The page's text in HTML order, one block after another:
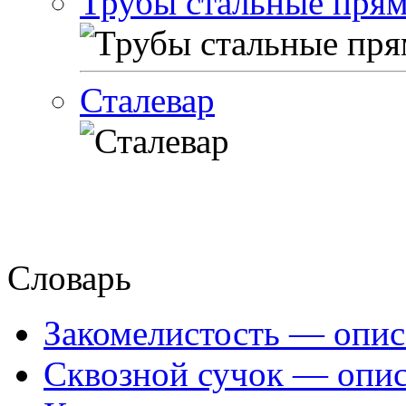
Сталевар
Словарь
Закомелистость —
Сквозной сучок —